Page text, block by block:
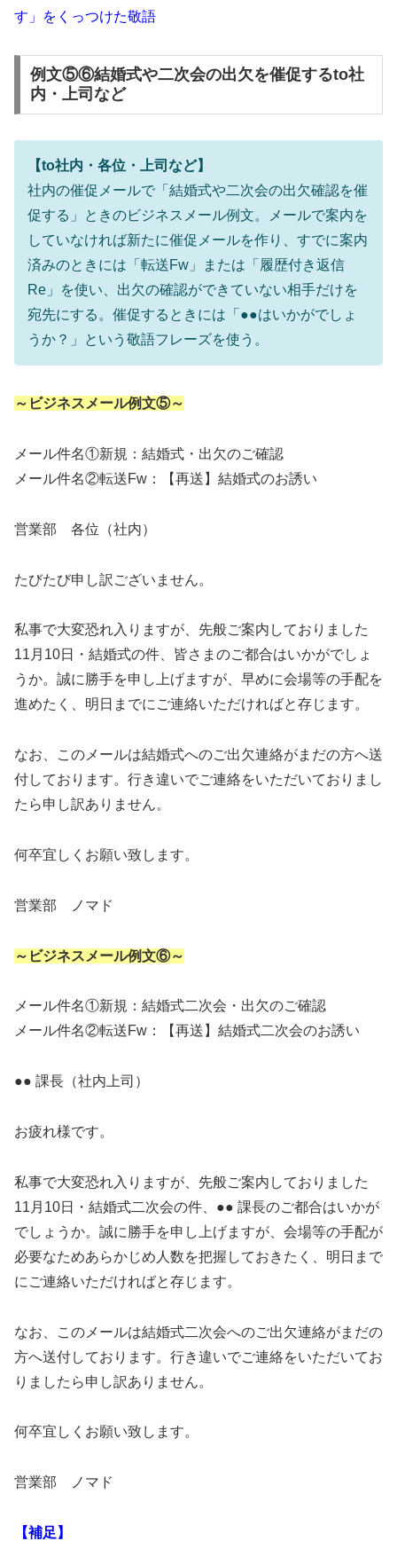
す」をくっつけた敬語
例文⑤⑥結婚式や二次会の出欠を催促するto社
内・上司など
【to社内・各位・上司など】
社内の催促メールで「結婚式や二次会の出欠確認を催
促する」ときのビジネスメール例文。メールで案内を
していなければ新たに催促メールを作り、すでに案内
済みのときには「転送Fw」または「履歴付き返信
Re」を使い、出欠の確認ができていない相手だけを
宛先にする。催促するときには「●●はいかがでしょ
うか？」という敬語フレーズを使う。
～ビジネスメール例文⑤～
メール件名①新規：結婚式・出欠のご確認
メール件名②転送Fw：【再送】結婚式のお誘い
営業部 各位（社内）
たびたび申し訳ございません。
私事で大変恐れ入りますが、先般ご案内しておりました
11月10日・結婚式の件、皆さまのご都合はいかがでしょ
うか。誠に勝手を申し上げますが、早めに会場等の手配を
進めたく、明日までにご連絡いただければと存じます。
なお、このメールは結婚式へのご出欠連絡がまだの方へ送
付しております。行き違いでご連絡をいただいておりまし
たら申し訳ありません。
何卒宜しくお願い致します。
営業部 ノマド
～ビジネスメール例文⑥～
メール件名①新規：結婚式二次会・出欠のご確認
メール件名②転送Fw：【再送】結婚式二次会のお誘い
●● 課長（社内上司）
お疲れ様です。
私事で大変恐れ入りますが、先般ご案内しておりました
11月10日・結婚式二次会の件、●● 課長のご都合はいかが
でしょうか。誠に勝手を申し上げますが、会場等の手配が
必要なためあらかじめ人数を把握しておきたく、明日まで
にご連絡いただければと存じます。
なお、このメールは結婚式二次会へのご出欠連絡がまだの
方へ送付しております。行き違いでご連絡をいただいてお
りましたら申し訳ありません。
何卒宜しくお願い致します。
営業部 ノマド
【補足】